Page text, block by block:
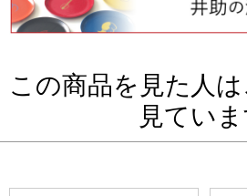
この商品を見た人
見てい